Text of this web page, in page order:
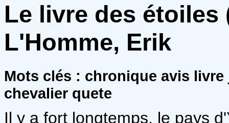
Le livre des étoiles
L'Homme, Erik
Mots clés : chronique avis
chevalier quete
Il y a fort longtemps, le pays